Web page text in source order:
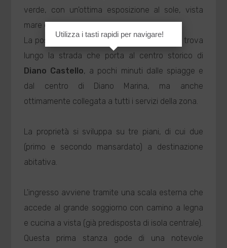
INVIA
verde, con un'ottima esposizione al sole, vista
mare e visuale panoramica molto aperta.
La posizione è molto interessante perchè si trova
lungo la strada che porta al centro storico di
Diano Castello, a pochi minuti dalle spiagge e
dal centro di Diano Marina, ma anche
ottimamente collegata a tutti i servizi della zona.
La proprietà si sviluppa su tre piani, di cui due
(primo e secondo mansardato) a destinazione
abitativa.
L'ingresso avviene tramite una scala esterna che
accede al grande soggiorno con camino a legna
e cucina a vista (già predisposta di isola centrale).
Questa prima stanza gode di una notevole
Utilizza i tasti rapidi per navigare!